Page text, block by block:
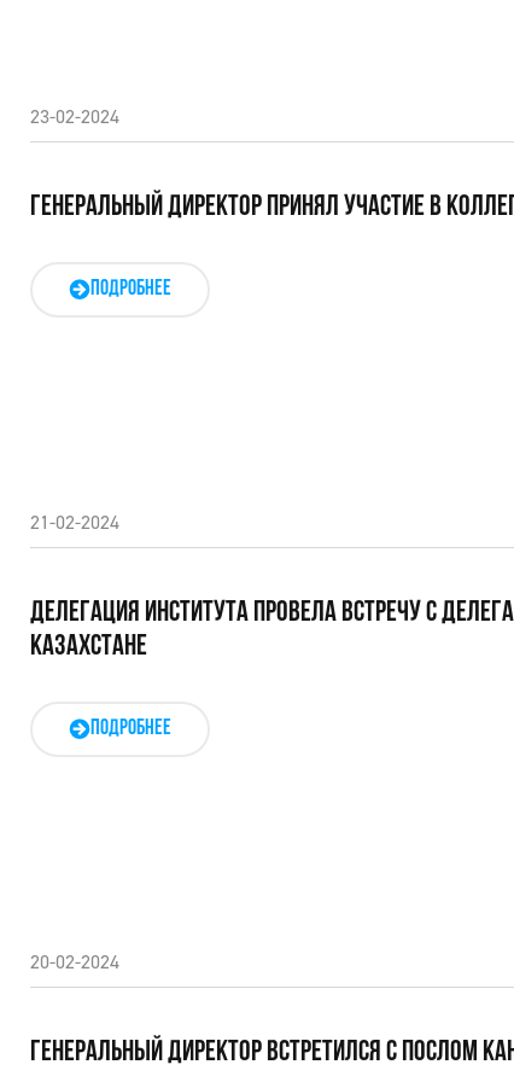
23-02-2024
ГЕНЕРАЛЬНЫЙ ДИРЕКТОР ПРИНЯЛ УЧАСТИЕ В
ПОДРОБНЕЕ
21-02-2024
ДЕЛЕГАЦИЯ ИНСТИТУТА ПРОВЕЛА ВСТРЕЧУ С
КАЗАХСТАНЕ
ПОДРОБНЕЕ
20-02-2024
ГЕНЕРАЛЬНЫЙ ДИРЕКТОР ВСТРЕТИЛСЯ С ПОСЛОМ